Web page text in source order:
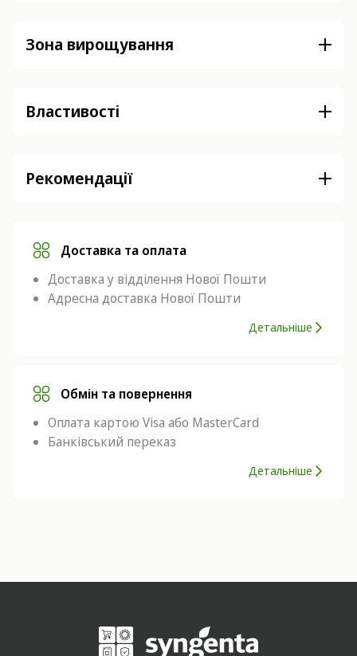
Зона вирощування
Властивості
Рекомендації
Доставка та оплата
Доставка у відділення Нової Пошти
Адресна доставка Нової Пошти
Детальніше
Обмін та повернення
Оплата картою Visa або MasterCard
Банківський переказ
Детальніше